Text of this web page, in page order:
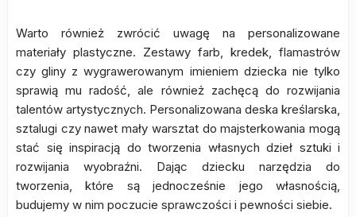
Warto również zwrócić uwagę na personalizowane
materiały plastyczne. Zestawy farb, kredek, flamastrów
czy gliny z wygrawerowanym imieniem dziecka nie tylko
sprawią mu radość, ale również zachęcą do rozwijania
talentów artystycznych. Personalizowana deska kreślarska,
sztalugi czy nawet mały warsztat do majsterkowania mogą
stać się inspiracją do tworzenia własnych dzieł sztuki i
rozwijania wyobraźni. Dając dziecku narzędzia do
tworzenia, które są jednocześnie jego własnością,
budujemy w nim poczucie sprawczości i pewności siebie.